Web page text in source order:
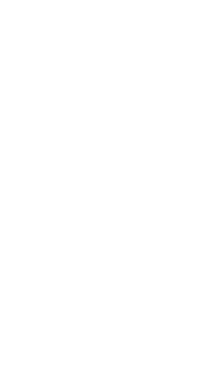
打老人 痛下狠手拳打脚踢
全 医生回应